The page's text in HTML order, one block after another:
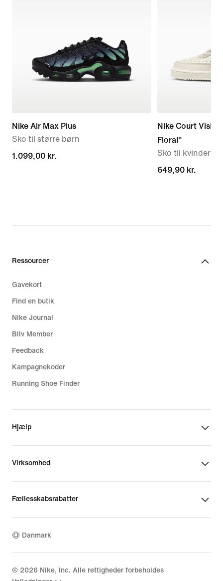
Nike Air Max Plus
Sko til større børn
1.099,00 kr.
1.099,00 kr.
Nike Court
Floral"
Sko til kvinder
649,90 kr.
649,90 kr.
Ressourcer
Gavekort
Find en butik
Nike Journal
Bliv Member
Feedback
Kampagnekoder
Running Shoe Finder
Hjælp
Virksomhed
Fællesskabsrabatter
Danmark
© 2026 Nike, Inc. Alle rettigheder forbeholdes